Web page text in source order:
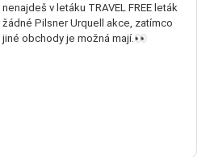
nenajdeš v letáku TRAVEL FREE leták
žádné Pilsner Urquell akce, zatímco
jiné obchody je možná mají.👀